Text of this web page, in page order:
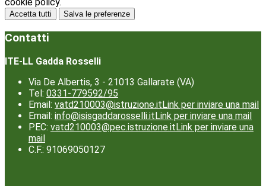
Accetta tutti Salva le preferenze
Contatti
ITE-LL Gadda Rosselli
Via De Albertis, 3 - 21013 Gallarate (VA)
Tel: 0331-779592/95
Email: vatd210003@istruzione.itLink per inviare una mail
Email: info@isisgaddarosselli.itLink per inviare una mail
PEC: vatd210003@pec.istruzione.itLink per inviare una
mail
C.F.: 91069050127